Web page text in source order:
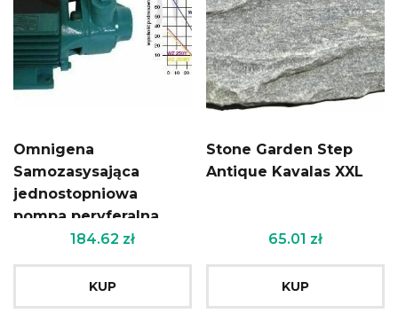
Omnigena
Samozasysająca
jednostopniowa
pompa peryferalna
WZ-250B184.62 zł
KUP
Stone Garden Step
Antique Kavalas XXL
65.01 zł
KUP